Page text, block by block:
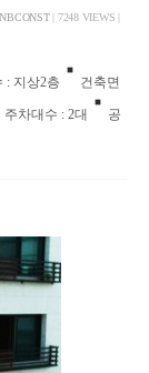
| 7248 VIEWS |
: 지상2층 건축면
주차대수 : 2대 공